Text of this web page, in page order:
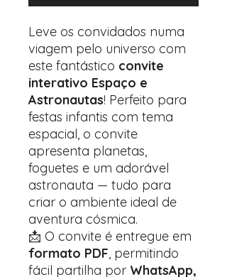
Leve os convidados numa
viagem pelo universo com
este fantástico convite
interativo Espaço e
Astronautas! Perfeito para
festas infantis com tema
espacial, o convite
apresenta planetas,
foguetes e um adorável
astronauta — tudo para
criar o ambiente ideal de
aventura cósmica.
📩 O convite é entregue em
formato PDF, permitindo
fácil partilha por WhatsApp,